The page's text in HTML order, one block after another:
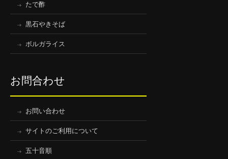
たで酢
黒石やきそば
ボルガライス
お問合わせ
お問い合わせ
サイトのご利用について
五十音順